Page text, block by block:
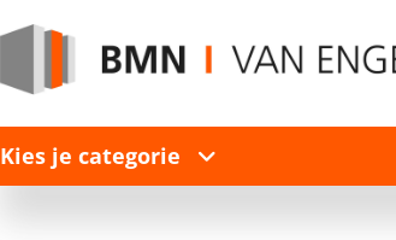
Kies je categorie